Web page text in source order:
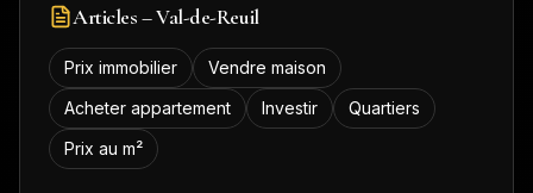
Articles –Val-de-Reuil
Prix immobilier
Vendre maison
Acheter appartement
Investir
Quartiers
Prix au m²